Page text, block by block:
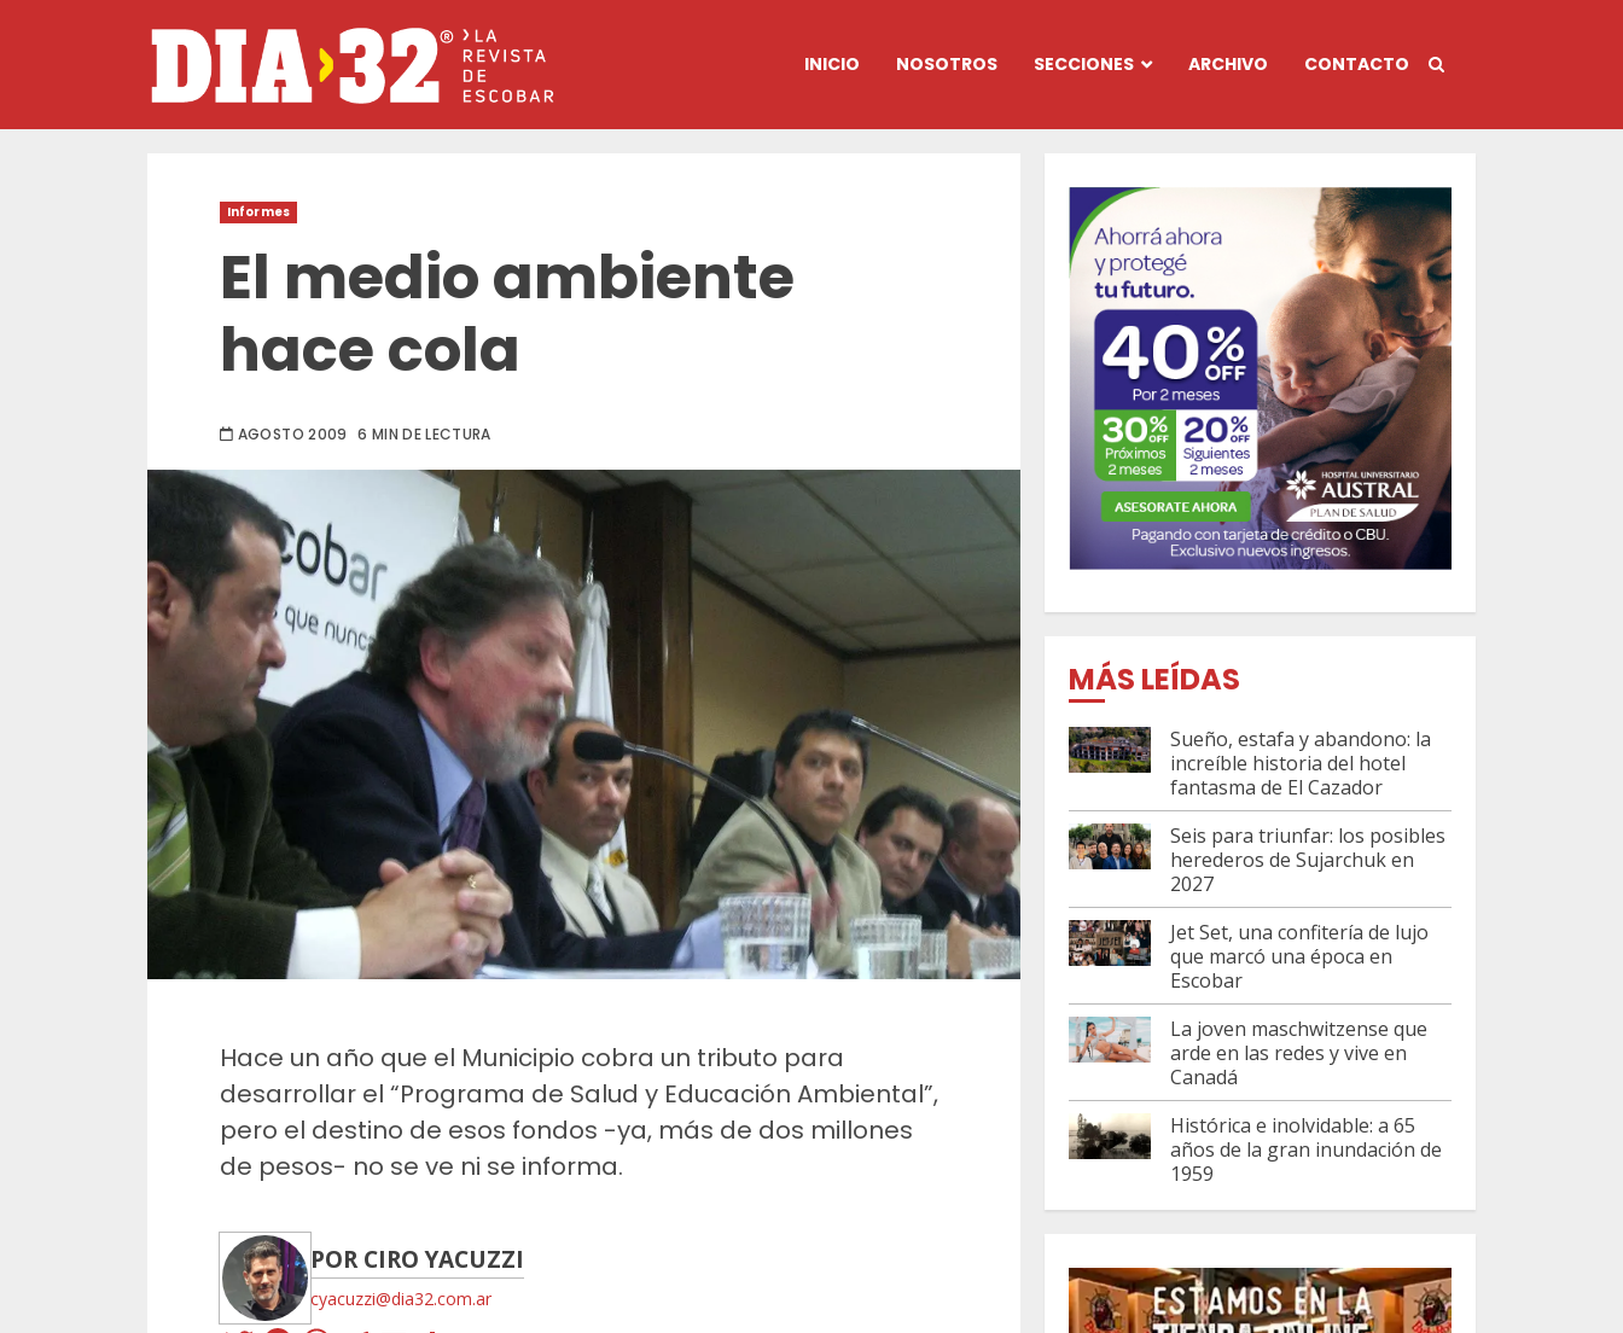
INICIO NOSOTROS SECCIONES ARCHIVO CONTACTO
Informes
El medio ambiente
hace cola
AGOSTO 2009 6 MIN DE LECTURA
Hace un año que el Municipio cobra un tributo para
desarrollar el “Programa de Salud y Educación Ambiental”,
pero el destino de esos fondos -ya, más de dos millones
de pesos- no se ve ni se informa.
POR CIRO YACUZZI
cyacuzzi@dia32.com.ar
MÁS LEÍDAS
Sueño, estafa y abandono: la
increíble historia del hotel
fantasma de El Cazador
Seis para triunfar: los posibles
herederos de Sujarchuk en
2027
Jet Set, una confitería de lujo
que marcó una época en
Escobar
La joven maschwitzense que
arde en las redes y vive en
Canadá
Histórica e inolvidable: a 65
años de la gran inundación de
1959